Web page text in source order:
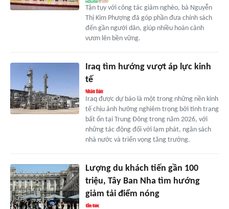
Tận tụy với công tác giảm nghèo, bà Nguyễn
Thị Kim Phượng đã góp phần đưa chính sách
đến gần người dân, giúp nhiều hoàn cảnh
vươn lên bền vững.
Iraq tìm hướng vượt áp lực kinh
tế
Iraq được dự báo là một trong những nền kinh
tế chịu ảnh hưởng nghiêm trọng bởi tình trạng
bất ổn tại Trung Đông trong năm 2026, với
những tác động đối với lạm phát, ngân sách
nhà nước và triển vọng tăng trưởng.
Lượng du khách tiến gần 100
triệu, Tây Ban Nha tìm hướng
giảm tải điểm nóng